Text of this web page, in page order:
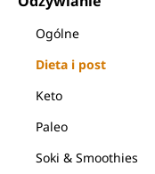
Ogólne
Dieta i post
Keto
Paleo
Soki & Smoothies